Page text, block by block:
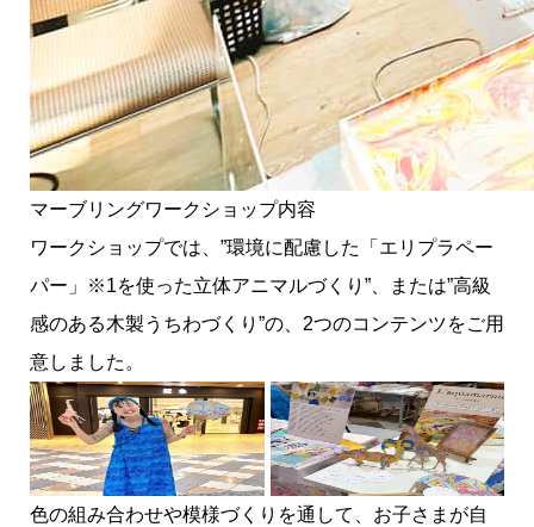
マーブリングワークショップ内容
ワークショップでは、”環境に配慮した「エリプラペー
パー」※1を使った立体アニマルづくり”、または”高級
感のある木製うちわづくり”の、2つのコンテンツをご用
意しました。
色の組み合わせや模様づくりを通して、お子さまが自